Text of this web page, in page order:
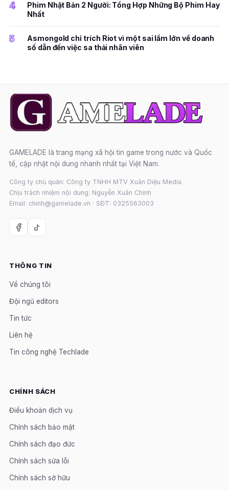
4
Phim Nhật Bản 2 Người: Tổng Hợp Những Bộ Phim Hay
Nhất
5
Asmongold chỉ trích Riot vì một sai lầm lớn về doanh
số dẫn đến việc sa thải nhân viên
GAMELADE là trang mạng xã hội tin game trong nước và Quốc
tế, cập nhật nội dung nhanh nhất tại Việt Nam.
Công ty chủ quản: Công ty TNHH MTV Xuân Diệu Media
Chịu trách nhiệm nội dung: Nguyễn Xuân Chính
Email: chinh@gamelade.vn · SĐT: 0325563003
THÔNG TIN
Về chúng tôi
Đội ngũ editors
Tin tức
Liên hệ
Tin công nghệ Techlade
CHÍNH SÁCH
Điều khoản dịch vụ
Chính sách bảo mật
Chính sách đạo đức
Chính sách sửa lỗi
Chính sách sở hữu